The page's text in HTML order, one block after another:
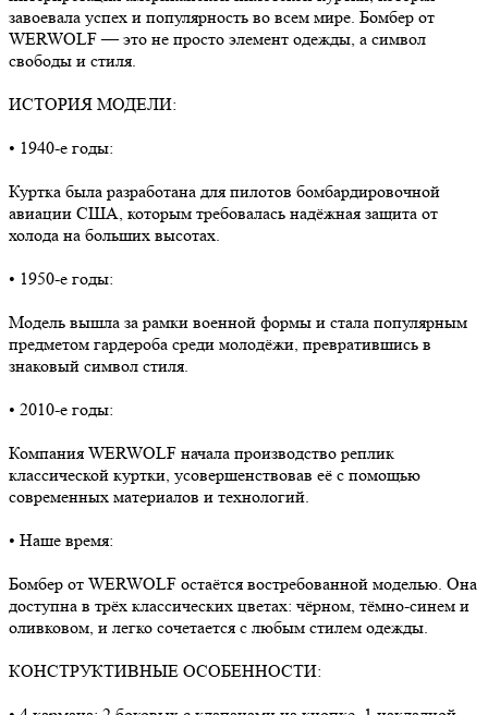
завоевала успех и популярность во всем мире. Бомбер от
WERWOLF — это не просто элемент одежды, а символ
свободы и стиля.
ИСТОРИЯ МОДЕЛИ:
• 1940-е годы:
Куртка была разработана для пилотов бомбардировочной
авиации США, которым требовалась надёжная защита от
холода на больших высотах.
• 1950-е годы:
Модель вышла за рамки военной формы и стала популярным
предметом гардероба среди молодёжи, превратившись в
знаковый символ стиля.
• 2010-е годы:
Компания WERWOLF начала производство реплик
классической куртки, усовершенствовав её с помощью
современных материалов и технологий.
• Наше время:
Бомбер от WERWOLF остаётся востребованной моделью. Она
доступна в трёх классических цветах: чёрном, тёмно-синем и
оливковом, и легко сочетается с любым стилем одежды.
КОНСТРУКТИВНЫЕ ОСОБЕННОСТИ: